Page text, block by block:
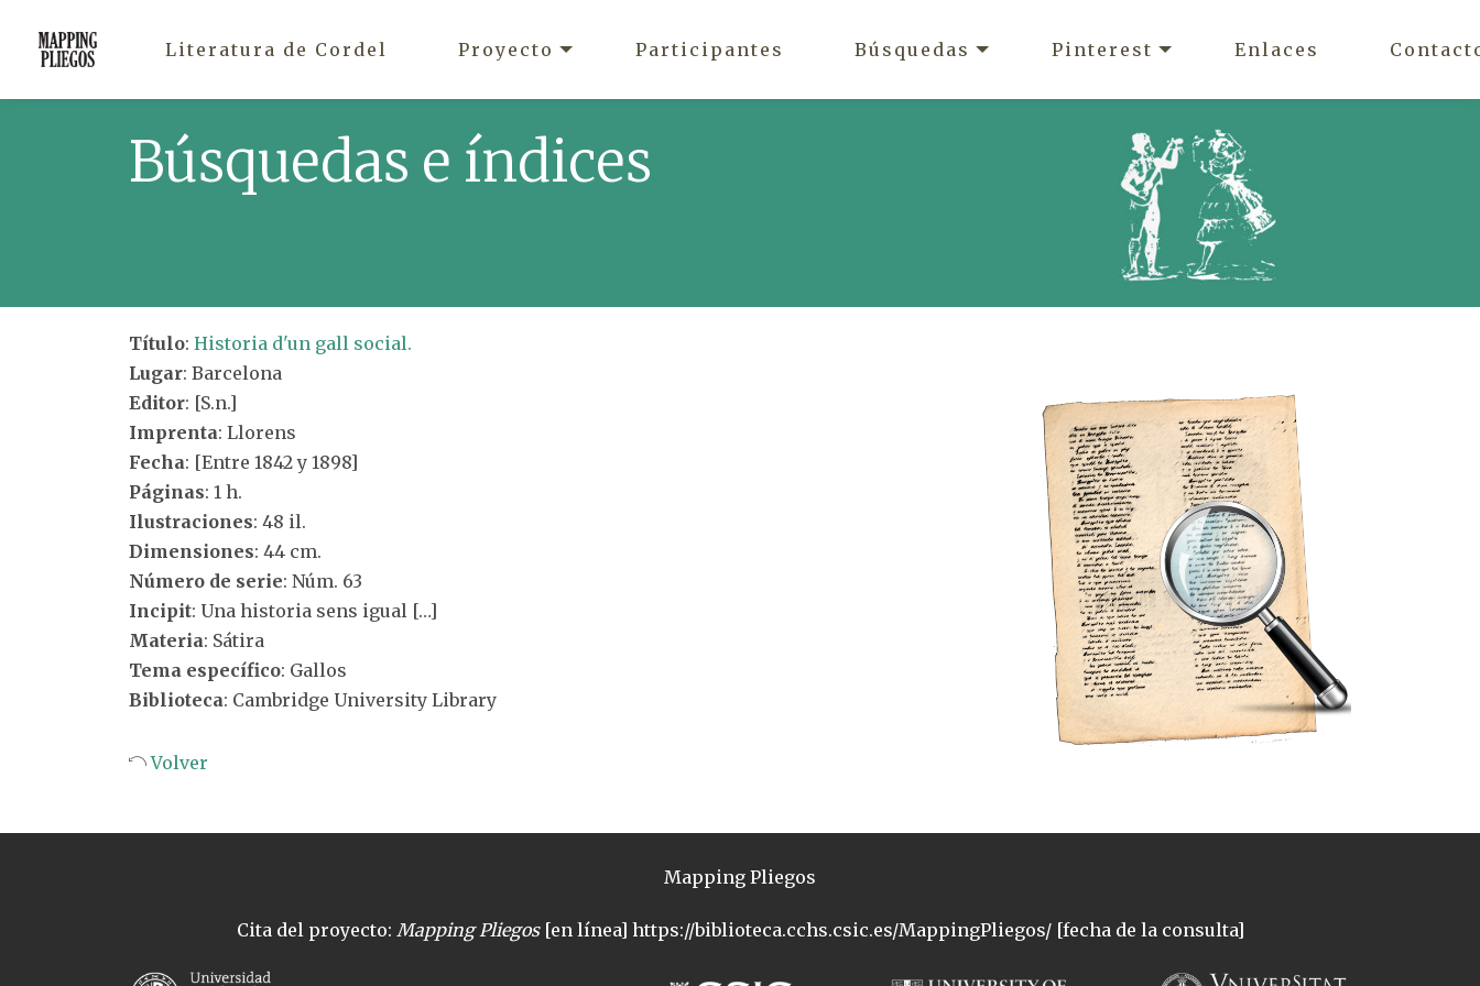
Literatura de Cordel Proyecto Participantes Búsquedas Pinterest Enlaces
Búsquedas e índices
Título: Historia d'un gall social.
Lugar: Barcelona
Editor: [S.n.]
Imprenta: Llorens
Fecha: [Entre 1842 y 1898]
Páginas: 1 h.
Ilustraciones: 48 il.
Dimensiones: 44 cm.
Número de serie: Núm. 63
Incipit: Una historia sens igual […]
Materia: Sátira
Tema específico: Gallos
Biblioteca: Cambridge University Library
Volver
Mapping Pliegos
Cita del proyecto: Mapping Pliegos[en línea] https://biblioteca.cchs.csic.es/MappingPliegos/ [fecha de la consulta]